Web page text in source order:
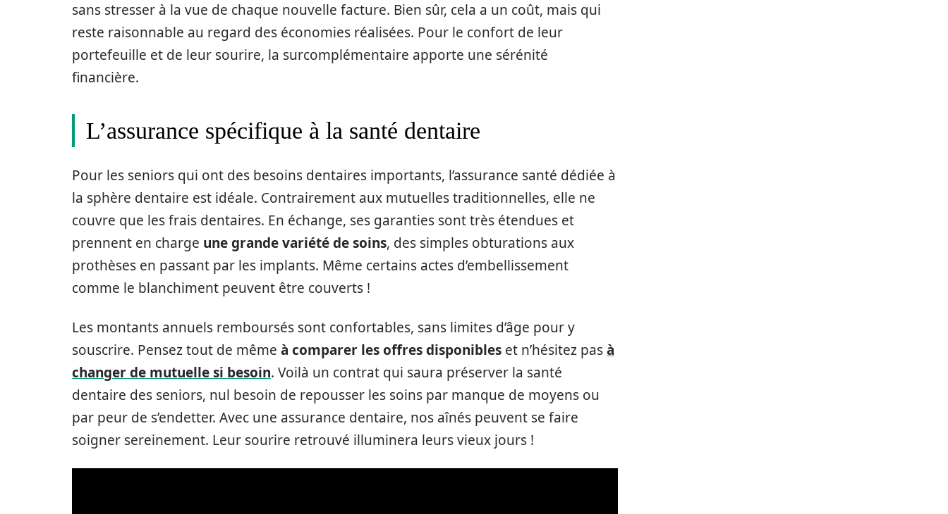
sans stresser à la vue de chaque nouvelle facture. Bien sûr, cela a un coût, mais qui
reste raisonnable au regard des économies réalisées. Pour le confort de leur
portefeuille et de leur sourire, la surcomplémentaire apporte une sérénité
financière.
L’assurance spécifique à la santé dentaire
Pour les seniors qui ont des besoins dentaires importants, l’assurance santé dédiée à
la sphère dentaire est idéale. Contrairement aux mutuelles traditionnelles, elle ne
couvre que les frais dentaires. En échange, ses garanties sont très étendues et
prennent en charge une grande variété de soins, des simples obturations aux
prothèses en passant par les implants. Même certains actes d’embellissement
comme le blanchiment peuvent être couverts !
Les montants annuels remboursés sont confortables, sans limites d’âge pour y
souscrire. Pensez tout de même à comparer les offres disponibles et n’hésitez pasà
changer de mutuelle si besoin. Voilà un contrat qui saura préserver la santé
dentaire des seniors, nul besoin de repousser les soins par manque de moyens ou
par peur de s’endetter. Avec une assurance dentaire, nos aînés peuvent se faire
soigner sereinement. Leur sourire retrouvé illuminera leurs vieux jours !